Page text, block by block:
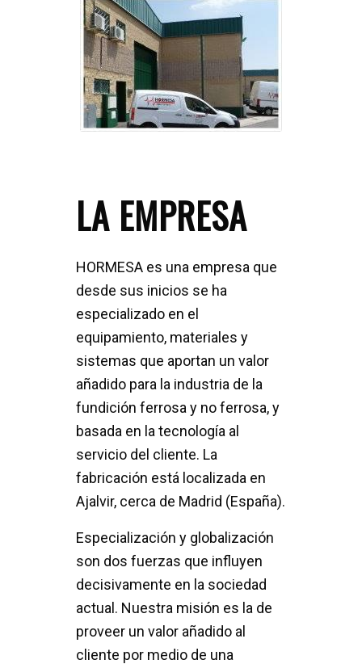
LA EMPRESA
HORMESA es una empresa que
desde sus inicios se ha
especializado en el
equipamiento, materiales y
sistemas que aportan un valor
añadido para la industria de la
fundición ferrosa y no ferrosa, y
basada en la tecnología al
servicio del cliente. La
fabricación está localizada en
Ajalvir, cerca de Madrid (España).
Especialización y globalización
son dos fuerzas que influyen
decisivamente en la sociedad
actual. Nuestra misión es la de
proveer un valor añadido al
cliente por medio de una